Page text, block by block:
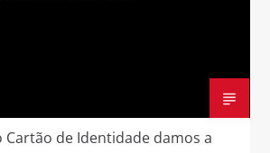
Cartão de Identidade damos a